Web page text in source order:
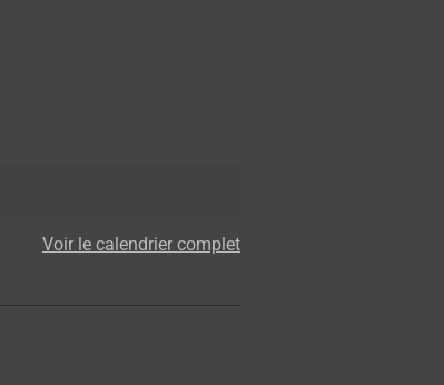
Voir le calendrier complet